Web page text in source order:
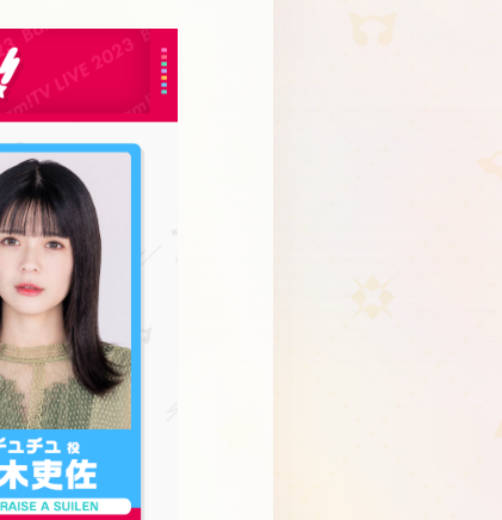
Schedule
Goods